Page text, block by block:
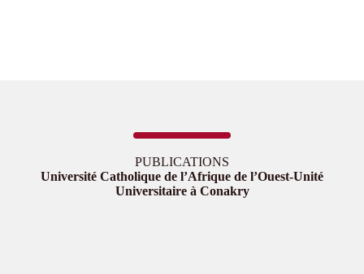
PUBLICATIONS
Université Catholique de l’Afrique de l’Ouest-Unité
Universitaire à Conakry